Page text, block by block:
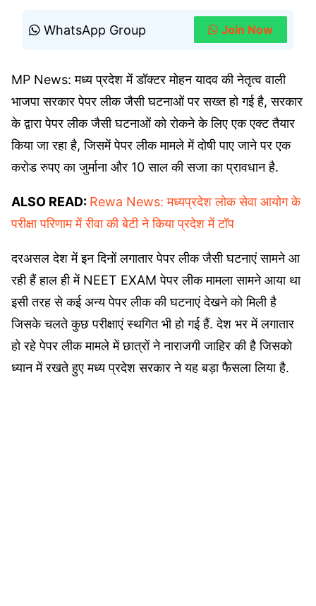
WhatsApp Group Join Now
MP News: मध्य प्रदेश में डॉक्टर मोहन यादव की नेतृत्व वाली
भाजपा सरकार पेपर लीक जैसी घटनाओं पर सख्त हो गई है, सरकार
के द्वारा पेपर लीक जैसी घटनाओं को रोकने के लिए एक एक्ट तैयार
किया जा रहा है, जिसमें पेपर लीक मामले में दोषी पाए जाने पर एक
करोड रुपए का जुर्माना और 10 साल की सजा का प्रावधान है.
ALSO READ: Rewa News: मध्यप्रदेश लोक सेवा आयोग के
परीक्षा परिणाम में रीवा की बेटी ने किया प्रदेश में टॉप
दरअसल देश में इन दिनों लगातार पेपर लीक जैसी घटनाएं सामने आ
रही हैं हाल ही में NEET EXAM पेपर लीक मामला सामने आया था
इसी तरह से कई अन्य पेपर लीक की घटनाएं देखने को मिली है
जिसके चलते कुछ परीक्षाएं स्थगित भी हो गई हैं. देश भर में लगातार
हो रहे पेपर लीक मामले में छात्रों ने नाराजगी जाहिर की है जिसको
ध्यान में रखते हुए मध्य प्रदेश सरकार ने यह बड़ा फैसला लिया है.